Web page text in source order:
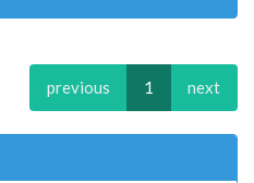
previous 1 next